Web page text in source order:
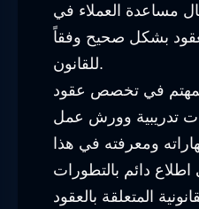
مساعدة العملاء في
بشكل صحيح وفقاً
للقانون.
في تخصص عقود
تدريبية وورش عمل
ومعرفته في هذا
اطلاع دائم بالتطورات